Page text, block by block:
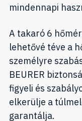
mindennapi
A takaró 6
lehetővé téve a
személyre
BEURER
figyeli és
elkerülje a
garantálja.